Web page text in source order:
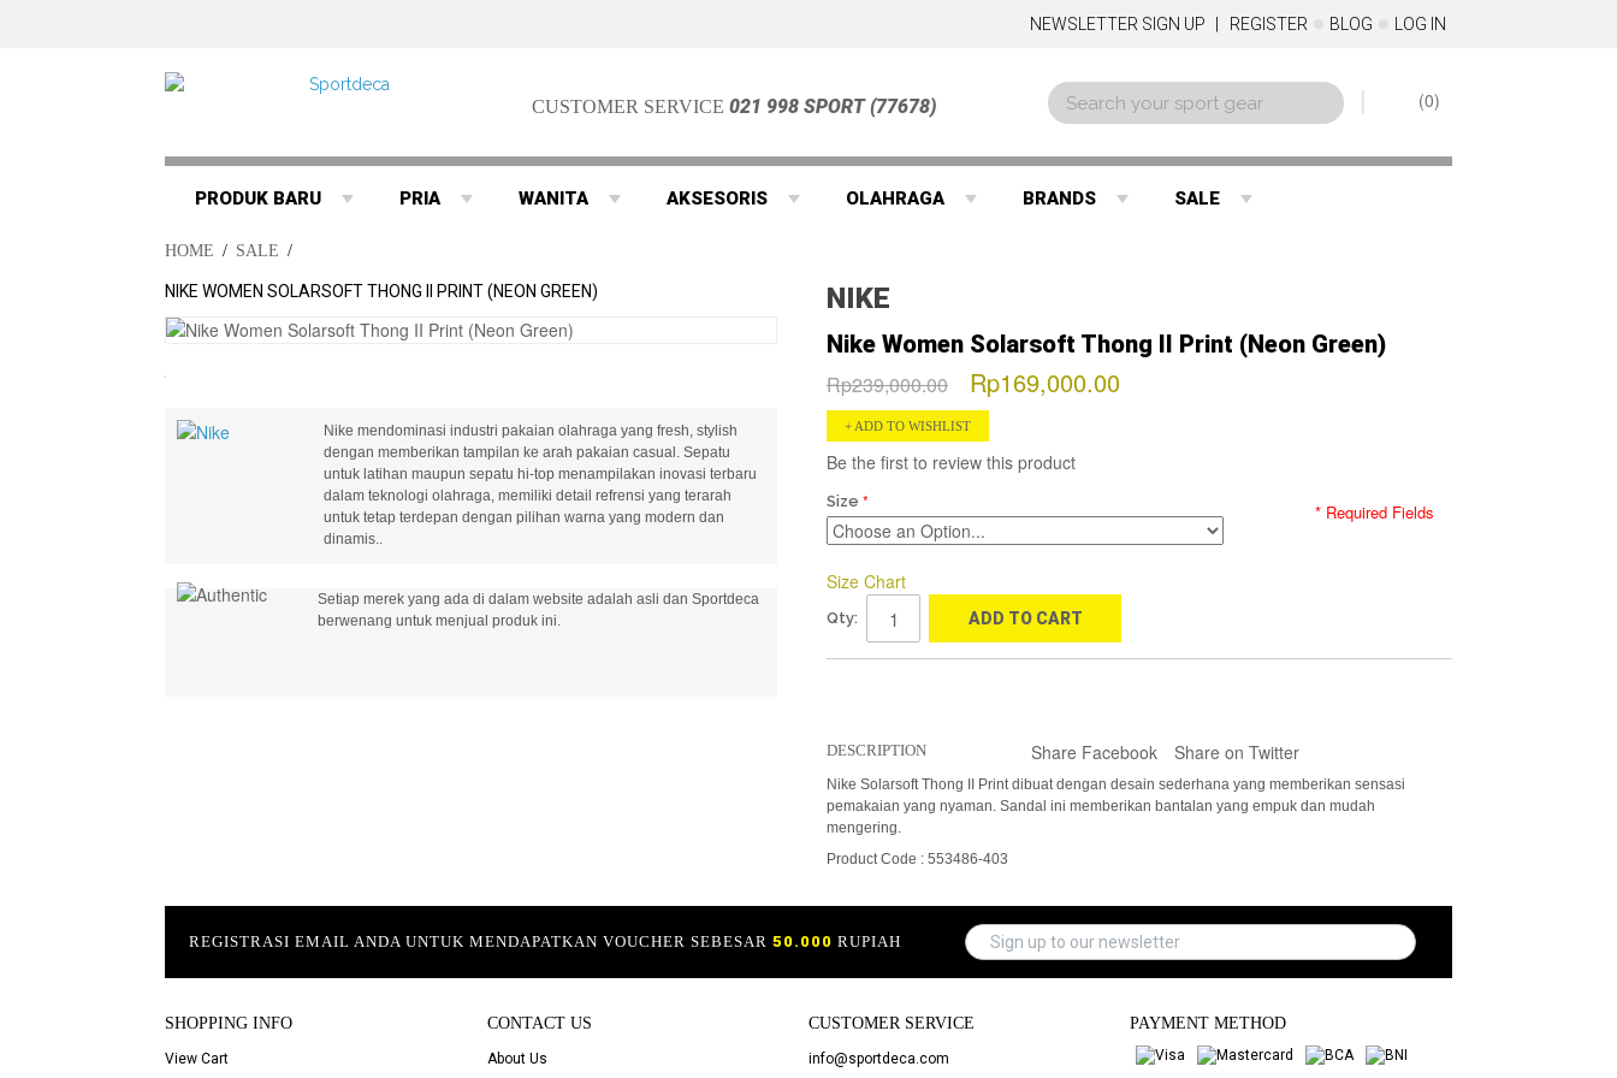
NEWSLETTER SIGN UP REGISTER BLOG LOG IN
CUSTOMER SERVICE021 998 SPORT (77678) 0
PRODUK BARU PRIA WANITA AKSESORIS OLAHRAGA BRANDS SALE
HOME / SALE /
NIKE WOMEN SOLARSOFT THONG II PRINT (NEON GREEN)
Nike mendominasi industri pakaian olahraga yang fresh, stylish
dengan memberikan tampilan ke arah pakaian casual. Sepatu
untuk latihan maupun sepatu hi-top menampilakan inovasi terbaru
dalam teknologi olahraga, memiliki detail refrensi yang terarah
untuk tetap terdepan dengan pilihan warna yang modern dan
dinamis..
Setiap merek yang ada di dalam website adalah asli dan Sportdeca
berwenang untuk menjual produk ini.
NIKE
Nike Women Solarsoft Thong II Print (Neon Green)
Rp239,000.00 Rp169,000.00
ADD TO WISHLIST
Be the first to review this product
Size * Required Fields
Size Chart
Qty: ADD TO CART
Share Facebook Share on Twitter
DESCRIPTION
Nike Solarsoft Thong II Print dibuat dengan desain sederhana yang memberikan sensasi
pemakaian yang nyaman. Sandal ini memberikan bantalan yang empuk dan mudah
mengering.
Product Code : 553486-403
REGISTRASI EMAIL ANDA UNTUK MENDAPATKAN VOUCHER SEBESAR50.000 RUPIAH
SHOPPING INFO
View Cart
CONTACT US
About Us
CUSTOMER SERVICE
info@sportdeca.com
PAYMENT METHOD